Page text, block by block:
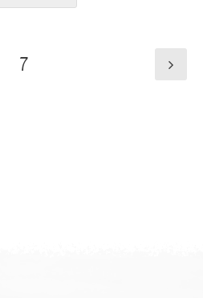
7